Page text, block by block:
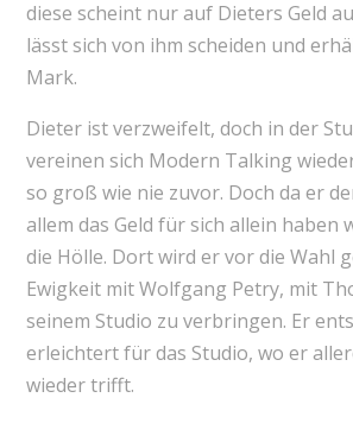
diese scheint nur auf Dieters Geld
lässt sich von ihm scheiden und
Mark.
Dieter ist verzweifelt, doch in der
vereinen sich Modern Talking
so groß wie nie zuvor. Doch da er
allem das Geld für sich allein haben
die Hölle. Dort wird er vor die Wahl
Ewigkeit mit Wolfgang Petry, mit
seinem Studio zu verbringen. Er
erleichtert für das Studio, wo er
wieder trifft.